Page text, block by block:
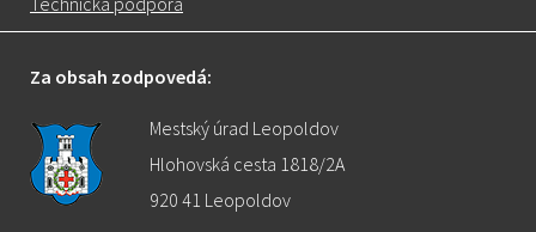
Za obsah zodpovedá:
Mestský úrad Leopoldov
Hlohovská cesta 1818/2A
920 41 Leopoldov